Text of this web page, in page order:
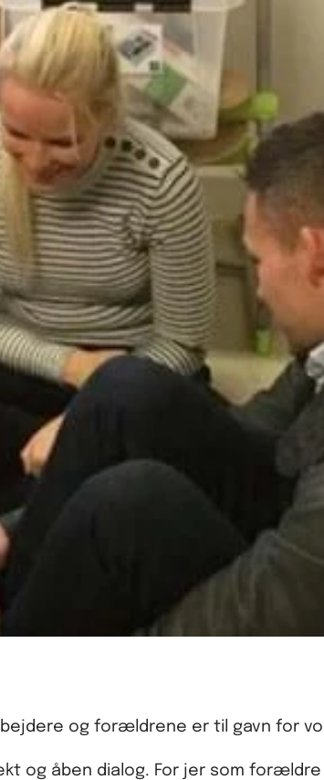
og forældrene er til gavn for
og åben dialog. For jer som